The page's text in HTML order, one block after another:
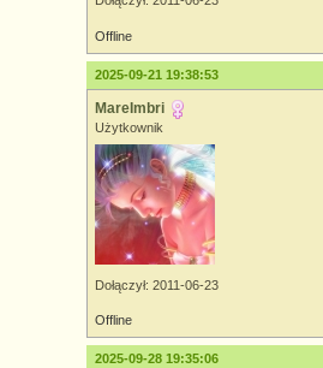
Offline
2025-09-21 19:38:53
MareImbri
Użytkownik
Dołączył: 2011-06-23
Offline
2025-09-28 19:35:06